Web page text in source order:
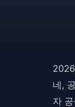
네,
자